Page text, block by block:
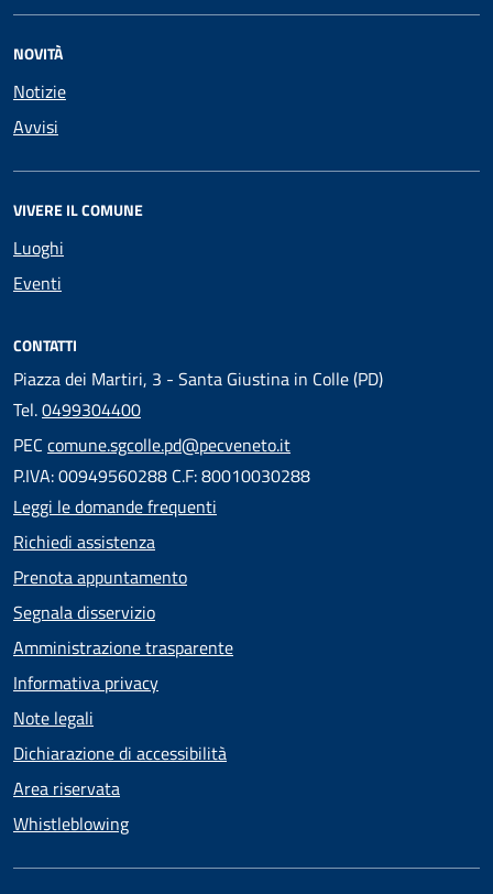
NOVITÀ
Notizie
Avvisi
VIVERE IL COMUNE
Luoghi
Eventi
CONTATTI
Piazza dei Martiri, 3 - Santa Giustina in Colle (PD)
Tel.0499304400
PEC comune.sgcolle.pd@pecveneto.it
P.IVA: 00949560288 C.F: 80010030288
Leggi le domande frequenti
Richiedi assistenza
Prenota appuntamento
Segnala disservizio
Amministrazione trasparente
Informativa privacy
Note legali
Dichiarazione di accessibilità
Area riservata
Whistleblowing